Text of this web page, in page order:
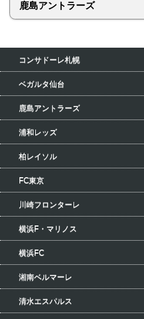
鹿島アントラーズ
コンサドーレ札幌
ベガルタ仙台
鹿島アントラーズ
浦和レッズ
柏レイソル
FC東京
川崎フロンターレ
横浜F・マリノス
横浜FC
湘南ベルマーレ
清水エスパルス